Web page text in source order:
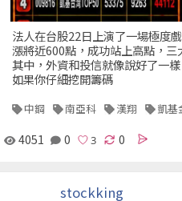
法人在台股22日上演了一場極度
漲將近600點，成功站上高點，
其中，外資和投信就像說好了一
如果你仔細挖開籌碼
中鋼 南亞科 漢翔 凱基
4051 0 0
stockking